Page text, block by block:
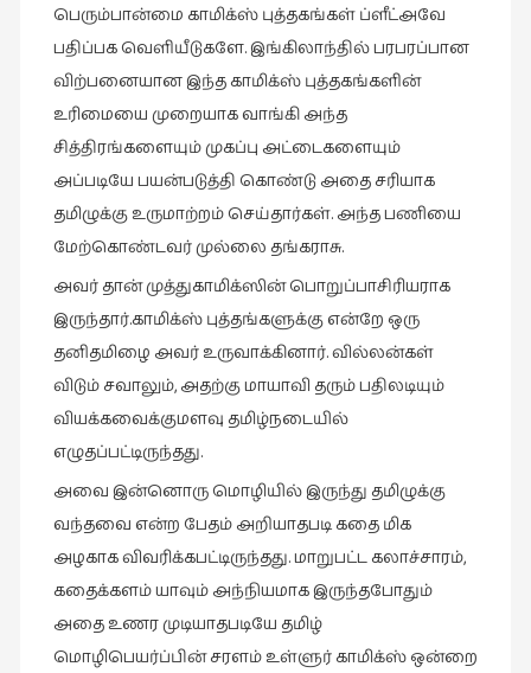
பெரும்பான்மை காமிக்ஸ் புத்தகங்கள் ப்ளீட்அவே
பதிப்பக வெளியீடுகளே. இங்கிலாந்தில் பரபரப்பான
விற்பனையான இந்த காமிக்ஸ் புத்தகங்களின்
உரிமையை முறையாக வாங்கி அந்த
சித்திரங்களையும் முகப்பு அட்டைகளையும்
அப்படியே பயன்படுத்தி கொண்டு அதை சரியாக
தமிழுக்கு உருமாற்றம் செய்தார்கள். அந்த பணியை
மேற்கொண்டவர் முல்லை தங்கராசு.
அவர் தான் முத்துகாமிக்ஸின்பொறுப்பாசிரியராக
இருந்தார்.காமிக்ஸ்புத்தங்களுக்கு என்றே ஒரு
தனிதமிழை அவர் உருவாக்கினார். வில்லன்கள்
விடும் சவாலும், அதற்கு மாயாவி தரும் பதிலடியும்
வியக்கவைக்குமளவு தமிழ்நடையில்
எழுதப்பட்டிருந்தது.
அவை இன்னொரு மொழியில் இருந்து தமிழுக்கு
வந்தவை என்ற பேதம் அறியாதபடி கதை மிக
அழகாக விவரிக்கபட்டிருந்தது. மாறுபட்ட கலாச்சாரம்,
கதைக்களம் யாவும் அந்நியமாக இருந்தபோதும்
அதை உணர முடியாதபடியே தமிழ்
மொழிபெயர்ப்பின் சரளம் உள்ளுர் காமிக்ஸ் ஒன்றை